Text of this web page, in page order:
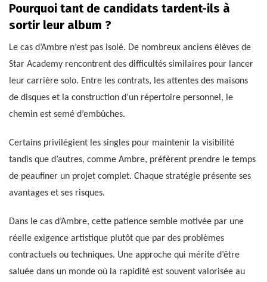
Pourquoi tant de candidats tardent-ils à
sortir leur album ?
Le cas d’Ambre n’est pas isolé. De nombreux anciens élèves de
Star Academy rencontrent des difficultés similaires pour lancer
leur carrière solo. Entre les contrats, les attentes des maisons
de disques et la construction d’un répertoire personnel, le
chemin est semé d’embûches.
Certains privilégient les singles pour maintenir la visibilité
tandis que d’autres, comme Ambre, préfèrent prendre le temps
de peaufiner un projet complet. Chaque stratégie présente ses
avantages et ses risques.
Dans le cas d’Ambre, cette patience semble motivée par une
réelle exigence artistique plutôt que par des problèmes
contractuels ou techniques. Une approche qui mérite d’être
saluée dans un monde où la rapidité est souvent valorisée au